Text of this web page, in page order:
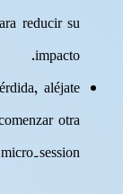
reducir su
impacto.
aléjate
otra
micro‑session.